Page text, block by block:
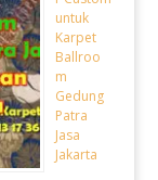
untuk
Karpet
Ballroo
m
Gedung
Patra
Jasa
Jakarta